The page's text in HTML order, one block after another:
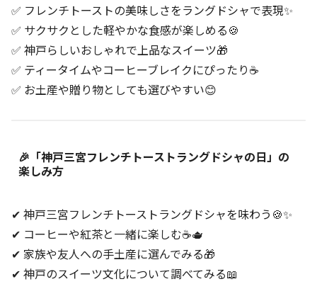
✅ フレンチトーストの美味しさをラングドシャで表現✨
✅ サクサクとした軽やかな食感が楽しめる🍪
✅ 神戸らしいおしゃれで上品なスイーツ🎁
✅ ティータイムやコーヒーブレイクにぴったり☕
✅ お土産や贈り物としても選びやすい😊
🎉「神戸三宮フレンチトーストラングドシャの日」の
楽しみ方
✔ 神戸三宮フレンチトーストラングドシャを味わう🍪✨
✔ コーヒーや紅茶と一緒に楽しむ☕🫖
✔ 家族や友人への手土産に選んでみる🎁
✔ 神戸のスイーツ文化について調べてみる📖